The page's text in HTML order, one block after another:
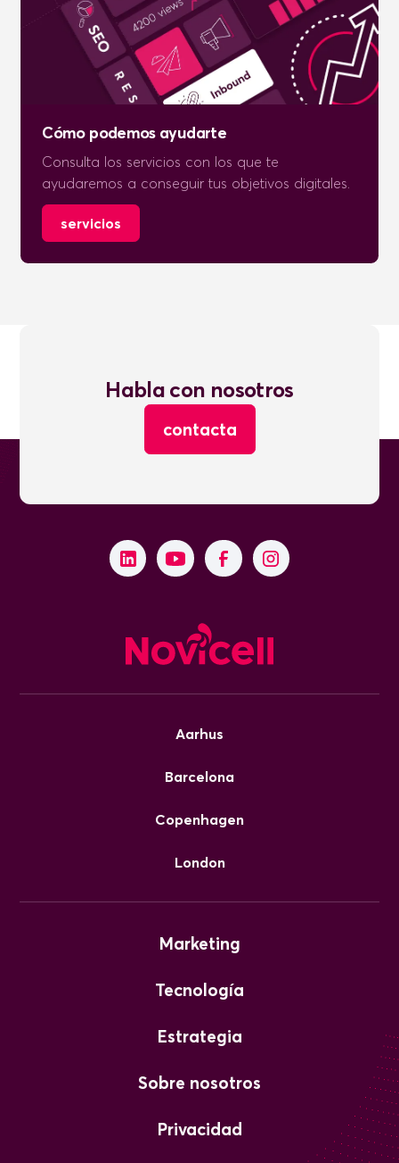
Cómo podemos ayudarte
Consulta los servicios con los que te
ayudaremos a conseguir tus objetivos digitales.
servicios
Habla con nosotros
contacta
Aarhus
Barcelona
Copenhagen
London
Marketing
Tecnología
Estrategia
Sobre nosotros
Privacidad